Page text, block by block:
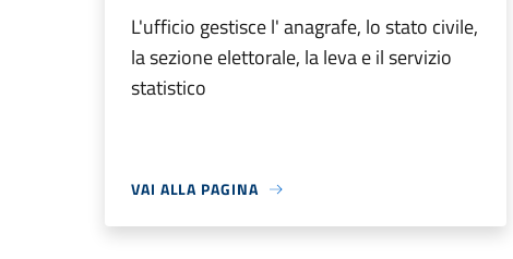
L'ufficio gestisce l' anagrafe, lo stato civile,
la sezione elettorale, la leva e il servizio
statistico
VAI ALLA PAGINA